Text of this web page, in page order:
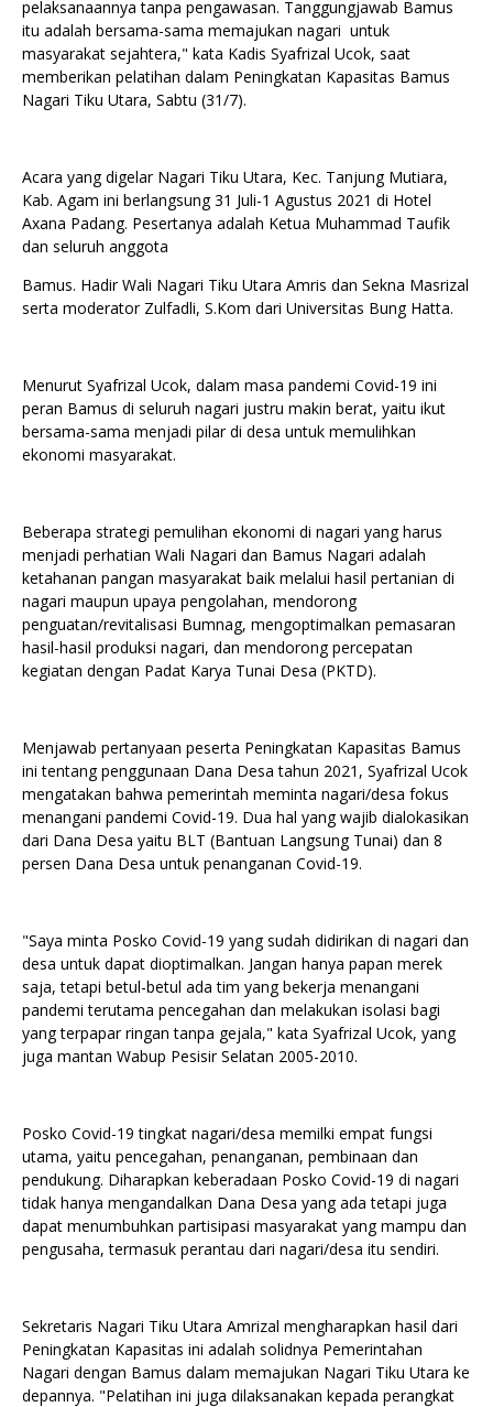
pelaksanaannya tanpa pengawasan. Tanggungjawab Bamus
itu adalah bersama-sama memajukan nagari untuk
masyarakat sejahtera," kata Kadis Syafrizal Ucok, saat
memberikan pelatihan dalam Peningkatan Kapasitas Bamus
Nagari Tiku Utara, Sabtu (31/7).
Acara yang digelar Nagari Tiku Utara, Kec. Tanjung Mutiara,
Kab. Agam ini berlangsung 31 Juli-1 Agustus 2021 di Hotel
Axana Padang. Pesertanya adalah Ketua Muhammad Taufik
dan seluruh anggota
Bamus. Hadir Wali Nagari Tiku Utara Amris dan Sekna Masrizal
serta moderator Zulfadli, S.Kom dari Universitas Bung Hatta.
Menurut Syafrizal Ucok, dalam masa pandemi Covid-19 ini
peran Bamus di seluruh nagari justru makin berat, yaitu ikut
bersama-sama menjadi pilar di desa untuk memulihkan
ekonomi masyarakat.
Beberapa strategi pemulihan ekonomi di nagari yang harus
menjadi perhatian Wali Nagari dan Bamus Nagari adalah
ketahanan pangan masyarakat baik melalui hasil pertanian di
nagari maupun upaya pengolahan, mendorong
penguatan/revitalisasi Bumnag, mengoptimalkan pemasaran
hasil-hasil produksi nagari, dan mendorong percepatan
kegiatan dengan Padat Karya Tunai Desa (PKTD).
Menjawab pertanyaan peserta Peningkatan Kapasitas Bamus
ini tentang penggunaan Dana Desa tahun 2021, Syafrizal Ucok
mengatakan bahwa pemerintah meminta nagari/desa fokus
menangani pandemi Covid-19. Dua hal yang wajib dialokasikan
dari Dana Desa yaitu BLT (Bantuan Langsung Tunai) dan 8
persen Dana Desa untuk penanganan Covid-19.
"Saya minta Posko Covid-19 yang sudah didirikan di nagari dan
desa untuk dapat dioptimalkan. Jangan hanya papan merek
saja, tetapi betul-betul ada tim yang bekerja menangani
pandemi terutama pencegahan dan melakukan isolasi bagi
yang terpapar ringan tanpa gejala," kata Syafrizal Ucok, yang
juga mantan Wabup Pesisir Selatan 2005-2010.
Posko Covid-19 tingkat nagari/desa memilki empat fungsi
utama, yaitu pencegahan, penanganan, pembinaan dan
pendukung. Diharapkan keberadaan Posko Covid-19 di nagari
tidak hanya mengandalkan Dana Desa yang ada tetapi juga
dapat menumbuhkan partisipasi masyarakat yang mampu dan
pengusaha, termasuk perantau dari nagari/desa itu sendiri.
Sekretaris Nagari Tiku Utara Amrizal mengharapkan hasil dari
Peningkatan Kapasitas ini adalah solidnya Pemerintahan
Nagari dengan Bamus dalam memajukan Nagari Tiku Utara ke
depannya. "Pelatihan ini juga dilaksanakan kepada perangkat